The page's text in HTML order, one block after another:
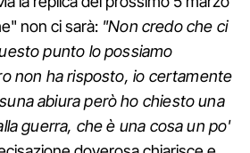
non ci sarà: "Non credo che ci
punto lo possiamo
non ha risposto, io certamente
abiura però ho chiesto una
guerra, che è una cosa un po'